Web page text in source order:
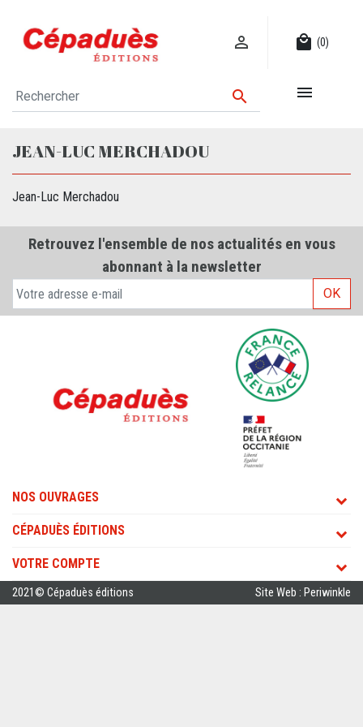
 local_mall (0)
 
JEAN-LUC MERCHADOU
Jean-Luc Merchadou
Retrouvez l'ensemble de nos actualités en vous
abonnant à la newsletter
OK
NOS OUVRAGES
CÉPADUÈS ÉDITIONS
VOTRE COMPTE
2021© Cépaduès éditions Site Web : Periwinkle